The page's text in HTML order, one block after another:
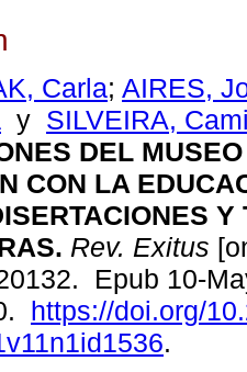
Carla; AIRES,
y SILVEIRA,
DEL
CON LA
Y
Rev. Exitus
Epub 10-
https://doi.org/
.